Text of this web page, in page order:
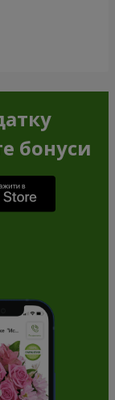
бонуси